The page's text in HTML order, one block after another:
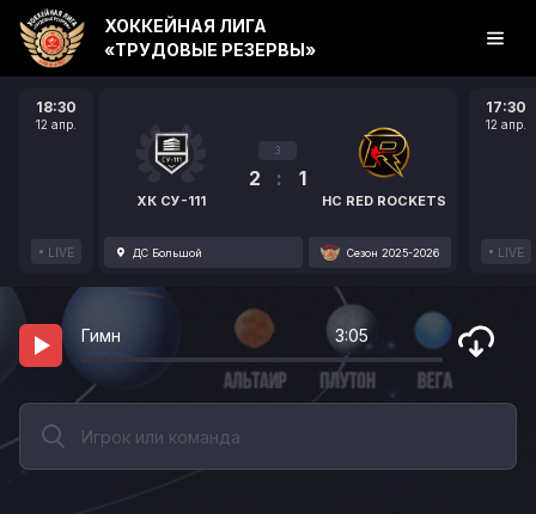
18:30
12 апр.
LIVE
ХК СУ-111
3
2 : 1
HC RED ROCKETS
ДС Большой Сезон 2025-2026
17:30
12 апр.
LIVE
ХОККЕЙНАЯ ЛИГА
«ТРУДОВЫЕ РЕЗЕРВЫ»
Гимн 3:05